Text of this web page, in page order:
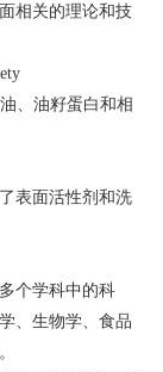
相关的理论和技
、油籽蛋白和相
表面活性剂和洗
个学科中的科
、生物学、食品